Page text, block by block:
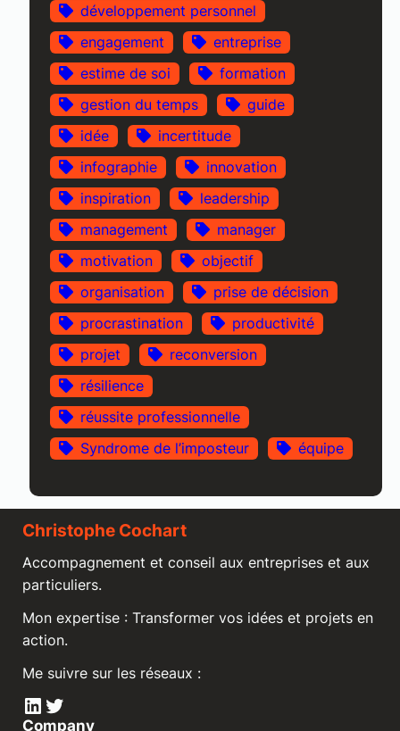
développement personnel
engagement
entreprise
estime de soi
formation
gestion du temps
guide
idée
incertitude
infographie
innovation
inspiration
leadership
management
manager
motivation
objectif
organisation
prise de décision
procrastination
productivité
projet
reconversion
résilience
réussite professionnelle
Syndrome de l’imposteur
équipe
Christophe Cochart
Accompagnement et conseil aux entreprises et aux
particuliers.
Mon expertise : Transformer vos idées et projets en
action.
Me suivre sur les réseaux :
LinkedIn Twitter
Company